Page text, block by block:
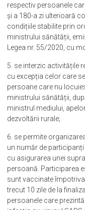
respectiv persoanele
și a 180-a zi ulterioară
condițiile stabilite prin
ministrului sănătății,
Legea nr. 55/2020, cu
5. se interzic activitățile
cu excepția celor care
persoane care nu
ministrului sănătății,
ministrul mediului,
dezvoltării rurale;
6. se permite
un număr de
cu asigurarea unei
persoană. Participarea
sunt vaccinate
trecut 10 zile de la
persoanele care